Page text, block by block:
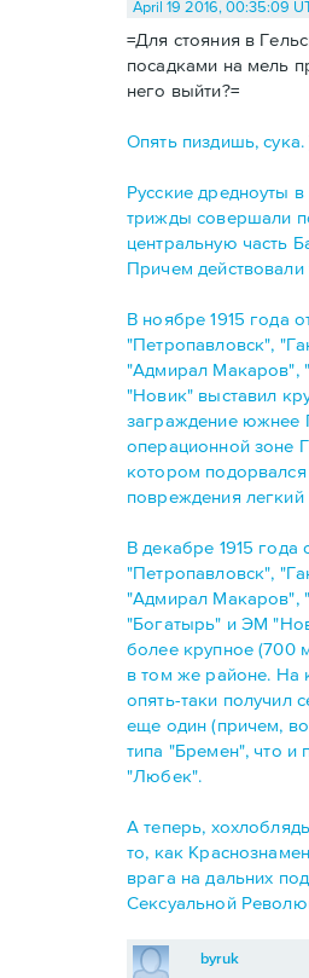
April 19 2016, 00:35:09
=Для стояния в
посадками на мель
него выйти?=
Опять пиздишь, сука.
Русские дредноуты
трижды совершали
центральную часть
Причем
В ноябре 1915 года
"Петропавловск",
"Адмирал Макаров",
"Новик" выставил
заграждение южнее
операционной зоне
котором
повреждения
В декабре 1915
"Петропавловск",
"Адмирал Макаров",
"Богатырь" и ЭМ
более крупное (700
в том же районе. На
опять-таки получил
еще один (причем,
типа "Бремен", что и
"Любек".
А теперь,
то, как
врага на дальних
Сексуальной
byruk